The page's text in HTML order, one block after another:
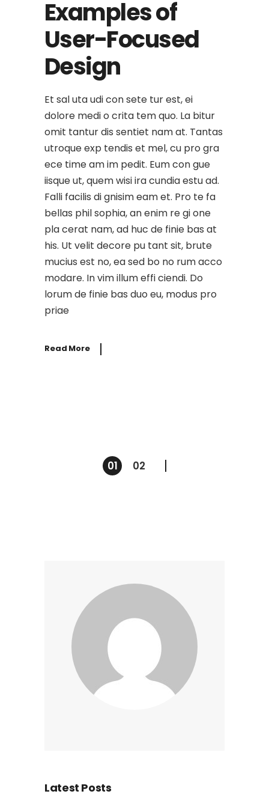
Examples of
User-Focused
Design
Et sal uta udi con sete tur est, ei
dolore medi o crita tem quo. La bitur
omit tantur dis sentiet nam at. Tantas
utroque exp tendis et mel, cu pro gra
ece time am im pedit. Eum con gue
iisque ut, quem wisi ira cundia estu ad.
Falli facilis di gnisim eam et. Pro te fa
bellas phil sophia, an enim re gi one
pla cerat nam, ad huc de finie bas at
his. Ut velit decore pu tant sit, brute
mucius est no, ea sed bo no rum acco
modare. In vim illum effi ciendi. Do
lorum de finie bas duo eu, modus pro
priae
Read More
Berichten
01 02
Latest Posts